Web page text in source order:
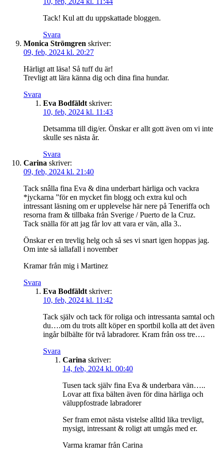
Tack! Kul att du uppskattade bloggen.
Svara
Monica Strömgren skriver:
09, feb, 2024 kl. 20:27
Härligt att läsa! Så tuff du är!
Trevligt att lära känna dig och dina fina hundar.
Svara
Eva Bodfäldt skriver:
10, feb, 2024 kl. 11:43
Detsamma till dig/er. Önskar er allt gott även om vi inte
skulle ses nästa år.
Svara
Carina skriver:
09, feb, 2024 kl. 21:40
Tack snâlla fina Eva & dina underbart härliga och vackra
*jyckarna ”för en mycket fin blogg och extra kul och
intressant läsning om er upplevelse här nere på Teneriffa och
resorna fram & tillbaka från Sverige / Puerto de la Cruz.
Tack snälla för att jag får lov att vara er vän, alla 3..
Önskar er en trevlig helg och så ses vi snart igen hoppas jag.
Om inte så iallafall i november
Kramar från mig i Martinez
Svara
Eva Bodfäldt skriver:
10, feb, 2024 kl. 11:42
Tack själv och tack för roliga och intressanta samtal och
du….om du trots allt köper en sportbil kolla att det även
ingår bilbälte för två labradorer. Kram från oss tre….
Svara
Carina skriver:
14, feb, 2024 kl. 00:40
Tusen tack själv fina Eva & underbara vän…..
Lovar att fixa bälten även för dina härliga och
väluppfostrade labradorer
Ser fram emot nästa vistelse alltid lika trevligt,
mysigt, intressant & roligt att umgås med er.
Varma kramar från Carina